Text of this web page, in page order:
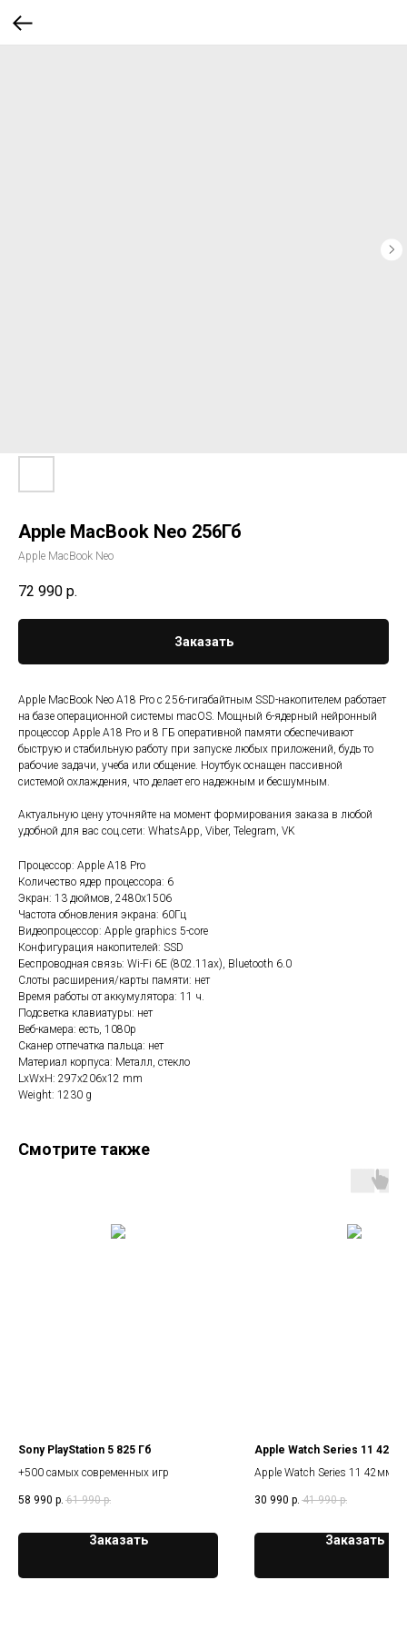
Apple MacBook Neo 256Гб
Apple MacBook Neo
72 990 р.
Заказать
Apple MacBook Neo A18 Pro с 256-гигабайтным SSD-накопителем работает
на базе операционной системы macOS. Мощный 6-ядерный нейронный
процессор Apple A18 Pro и 8 ГБ оперативной памяти обеспечивают
быструю и стабильную работу при запуске любых приложений, будь то
рабочие задачи, учеба или общение. Ноутбук оснащен пассивной
системой охлаждения, что делает его надежным и бесшумным.
Актуальную цену уточняйте на момент формирования заказа в любой
удобной для вас соц.сети: WhatsApp, Viber, Telegram, VK
Процессор: Apple A18 Pro
Количество ядер процессора: 6
Экран: 13 дюймов, 2480x1506
Частота обновления экрана: 60Гц
Видеопроцессор: Apple graphics 5-core
Конфигурация накопителей: SSD
Беспроводная связь: Wi-Fi 6E (802.11ax), Bluetooth 6.0
Слоты расширения/карты памяти: нет
Время работы от аккумулятора: 11 ч.
Подсветка клавиатуры: нет
Веб-камера: есть, 1080p
Сканер отпечатка пальца: нет
Материал корпуса: Металл, стекло
LxWxH: 297x206x12 mm
Weight: 1230 g
Смотрите также
Sony PlayStation 5 825 Гб
+500 самых современных игр
58 990 р. 61 990 р.
Заказать
Apple Watch Series 11 42мм
Apple Watch Series 11 42мм
30 990 р. 41 990 р.
Заказать